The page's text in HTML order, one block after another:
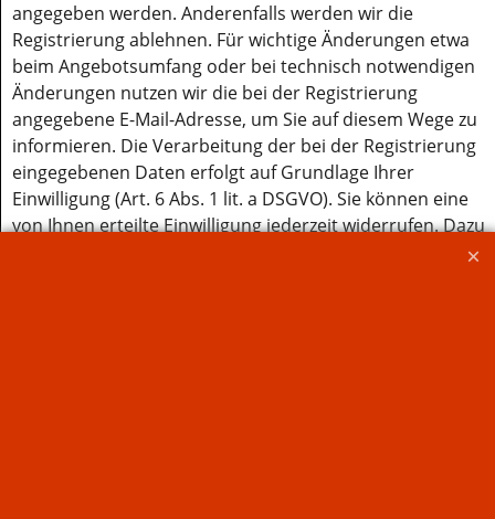
angegeben werden. Anderenfalls werden wir die
Registrierung ablehnen. Für wichtige Änderungen etwa
beim Angebotsumfang oder bei technisch notwendigen
Änderungen nutzen wir die bei der Registrierung
angegebene E-Mail-Adresse, um Sie auf diesem Wege zu
informieren. Die Verarbeitung der bei der Registrierung
eingegebenen Daten erfolgt auf Grundlage Ihrer
Einwilligung (Art. 6 Abs. 1 lit. a DSGVO). Sie können eine
von Ihnen erteilte Einwilligung jederzeit widerrufen. Dazu